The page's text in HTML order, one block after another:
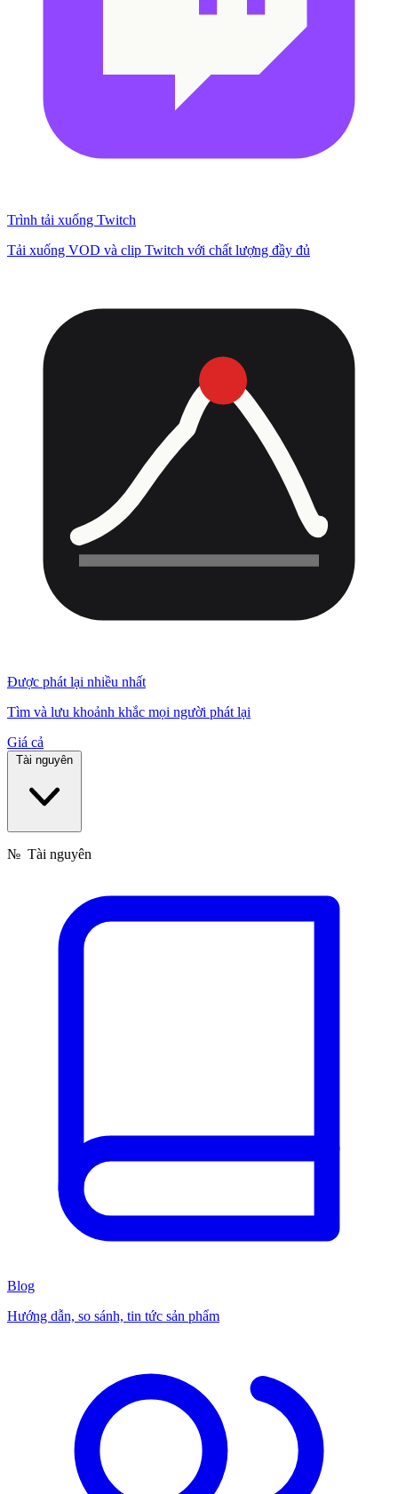
Trình tải xuống Twitch
Tải xuống VOD và clip Twitch với chất lượng đầy đủ
Được phát lại nhiều nhất
Tìm và lưu khoảnh khắc mọi người phát lại
Giá cả
Tài nguyên
№ Tài nguyên
Blog
Hướng dẫn, so sánh, tin tức sản phẩm